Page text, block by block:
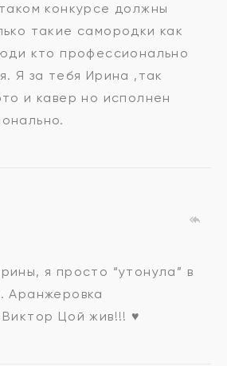
конкурсе должны
такие самородки как
кто профессионально
Я за тебя Ирина ,так
и кавер но исполнен
я просто “утонула” в
Аранжеровка
Цой жив!!! ♥️